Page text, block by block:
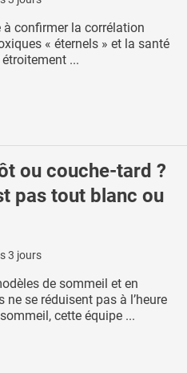
à confirmer la corrélation
« éternels » et la santé
...
ou couche-tard ?
pas tout blanc ou
3 jours
de sommeil et en
se réduisent pas à l’heure
cette équipe ...